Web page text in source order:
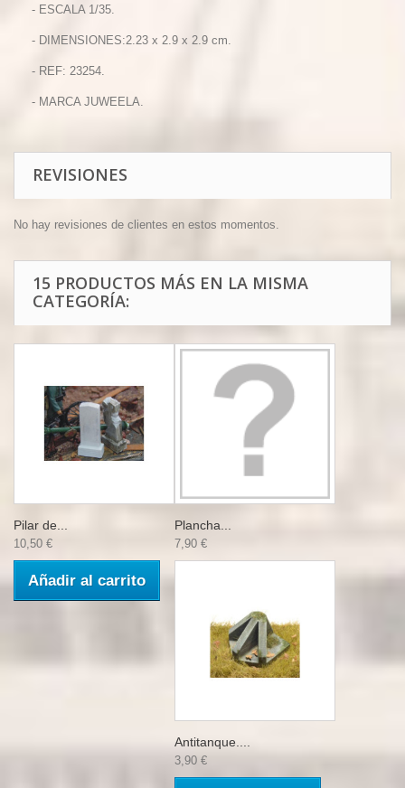
- ESCALA 1/35.
- DIMENSIONES:2.23 x 2.9 x 2.9 cm.
- REF: 23254.
- MARCA JUWEELA.
REVISIONES
No hay revisiones de clientes en estos momentos.
15 PRODUCTOS MÁS EN LA MISMA
CATEGORÍA:
Pilar de...
10,50 €
Añadir al carrito
Plancha...
7,90 €
Antitanque....
3,90 €